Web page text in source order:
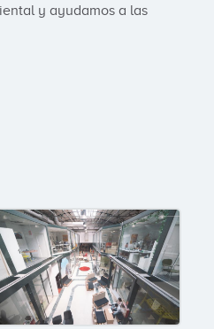
y ayudamos a las